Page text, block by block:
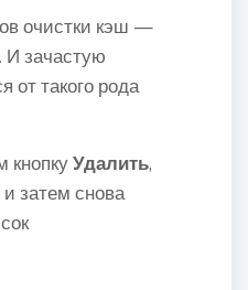
очистки кэш —
зачастую
от такого рода
кнопкуУдалить,
затем снова